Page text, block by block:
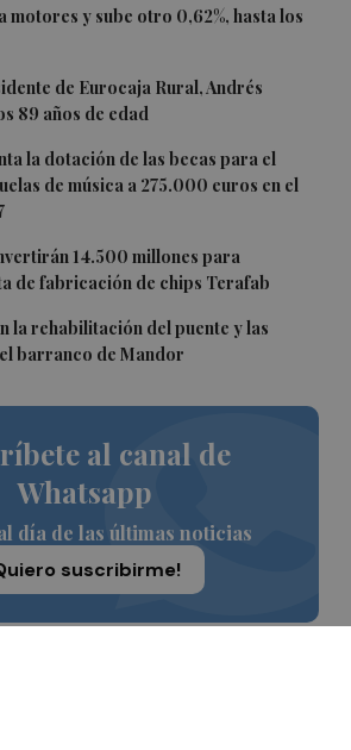
motores y sube otro 0,62%, hasta los
de Eurocaja Rural, Andrés
89 años de edad
la dotación de las becas para el
de música a 275.000 euros en el
14.500 millones para
de fabricación de chips Terafab
la rehabilitación del puente y las
barranco de Mandor
al canal de
Whatsapp
día de las últimas noticias
suscribirme!